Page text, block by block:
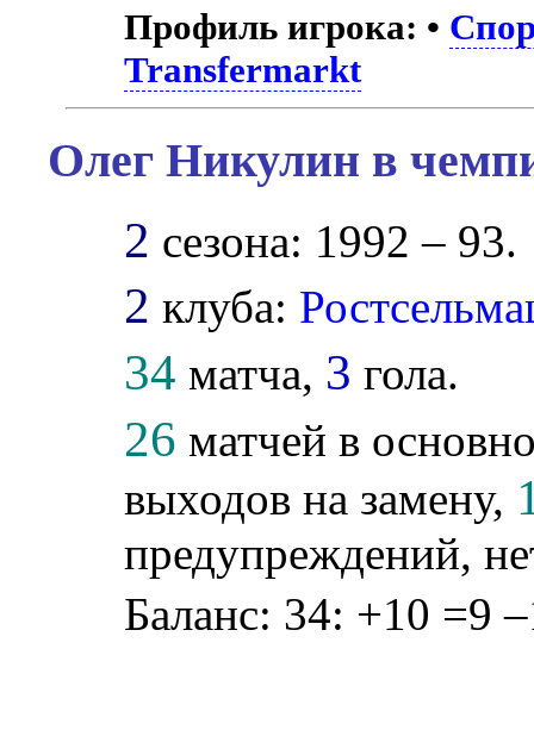
Профиль игрока: •
Transfermarkt
Олег Никулин в
2 сезона: 1992 – 93.
2 клуба:
34 матча, 3 гола.
26 матчей в
выходов на замену,
предупреждений,
Баланс: 34: +10 =9